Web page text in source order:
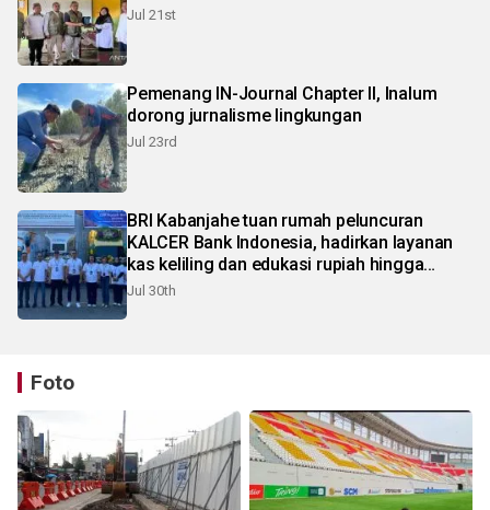
Jul 21st
Pemenang IN-Journal Chapter II, Inalum
dorong jurnalisme lingkungan
Jul 23rd
BRI Kabanjahe tuan rumah peluncuran
KALCER Bank Indonesia, hadirkan layanan
kas keliling dan edukasi rupiah hingga
pelosok Karo
Jul 30th
Foto